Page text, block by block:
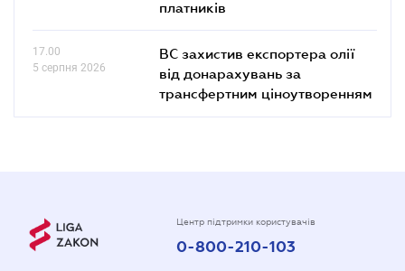
платників
17.00
5 серпня 2026
ВС захистив експортера олії
від донарахувань за
трансфертним ціноутворенням
Центр підтримки користувачів
0-800-210-103